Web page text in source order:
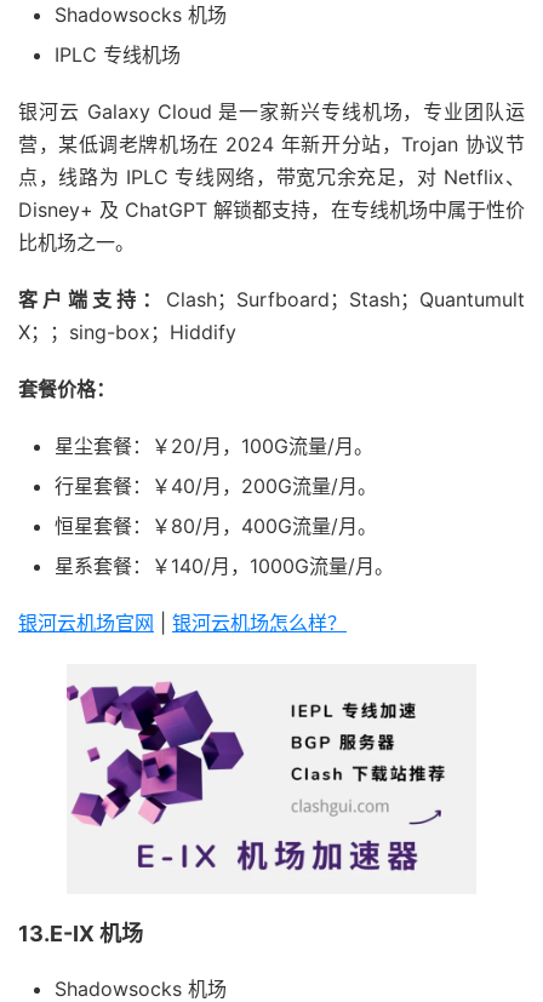
Shadowsocks 机场
IPLC 专线机场
银河云 Galaxy Cloud 是一家新兴专线机场，专业团队运
营，某低调老牌机场在 2024 年新开分站，Trojan 协议节
点，线路为 IPLC 专线网络，带宽冗余充足，对 Netflix、
Disney+ 及 ChatGPT 解锁都支持，在专线机场中属于性价
比机场之一。
客户端支持： Clash；Surfboard；Stash；Quantumult
X；；sing-box；Hiddify
套餐价格：
星尘套餐：￥20/月，100G流量/月。
行星套餐：￥40/月，200G流量/月。
恒星套餐：￥80/月，400G流量/月。
星系套餐：￥140/月，1000G流量/月。
银河云机场官网 银河云机场怎么样？
13.E-IX 机场
Shadowsocks 机场